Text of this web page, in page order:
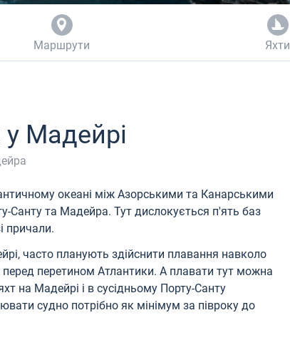
Маршрути Яхти
Мадейрі
океані між Азорськими та Канарськими
Санту та Мадейра. Тут дислокується п'ять баз
причали.
часто планують здійснити плавання навколо
перетином Атлантики. А плавати тут можна
на Мадейрі і в сусідньому Порту-Санту
судно потрібно як мінімум за півроку до